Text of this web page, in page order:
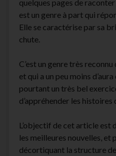
Ecriture
Actualités
A propos
Contact
facebookinstagram
quelques pages de
est un genre à part qui
Elle se caractérise par sa
chute.
C’est un genre très
et qui a un peu moins
pourtant un très bel
d’appréhender les
L’objectif de cet article est
les meilleures nouvelles, et
décortiquant la structure